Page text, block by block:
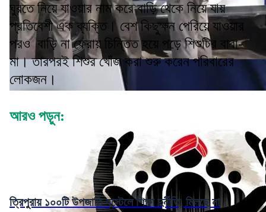
ঘুরতে নিয়ে যাওয়ার নাম করে বাড়ি থেকে নিয়ে যায়
প্রতিবেশী এক ব্যক্তি। বেশ কিছুক্ষন পেরিয়ে যাওয়ার
পরও বাড়ি না ফেরায় চিন্তিত হয়ে পড়ে শিশুটির বাবা-
মা। তারপরই শিশুর খোঁজ করা শুরু করেন পরিবারের
লোকজন।
আরও পড়ুন:
ত্রিপুরায় ১০০টি উপজাতি হস্টেলে শিক্ষা দুর্নীতি, মিলছে না